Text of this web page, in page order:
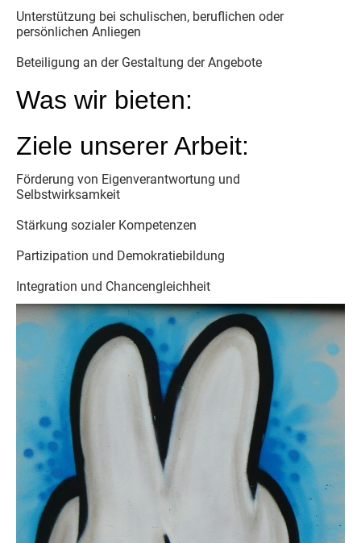
Unterstützung bei schulischen, beruflichen oder
persönlichen Anliegen
Beteiligung an der Gestaltung der Angebote
Was wir bieten:
Ziele unserer Arbeit:
Förderung von Eigenverantwortung und
Selbstwirksamkeit
Stärkung sozialer Kompetenzen
Partizipation und Demokratiebildung
Integration und Chancengleichheit